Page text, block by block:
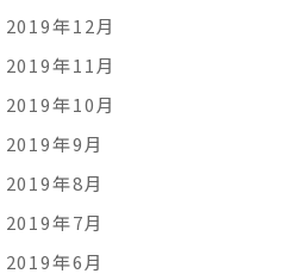
2019年12月
2019年11月
2019年10月
2019年9月
2019年8月
2019年7月
2019年6月